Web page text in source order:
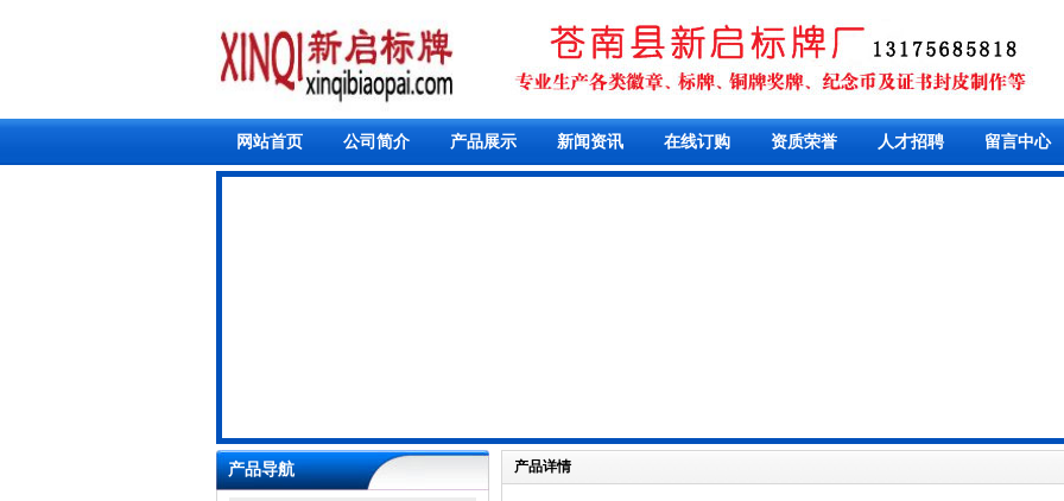
网站首页 公司简介 产品展示 新闻资讯 在线订购 资质荣誉 人才招聘 留言中心
产品导航 产品详情